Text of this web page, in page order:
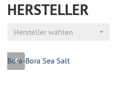
HERSTELLER
Hersteller wählen
Bora-Bora Sea Salt